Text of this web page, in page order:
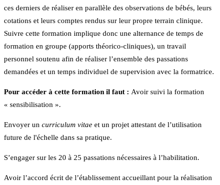
ces derniers de réaliser en parallèle des observations de bébés, leurs
cotations et leurs comptes rendus sur leur propre terrain clinique.
Suivre cette formation implique donc une alternance de temps de
formation en groupe (apports théorico-cliniques), un travail
personnel soutenu afin de réaliser l’ensemble des passations
demandées et un temps individuel de supervision avec la formatrice.
Pour accéder à cette formation il faut : Avoir suivi la formation
« sensibilisation ».
Envoyer un curriculum vitae et un projet attestant de l’utilisation
future de l'échelle dans sa pratique.
S’engager sur les 20 à 25 passations nécessaires à l’habilitation.
Avoir l’accord écrit de l’établissement accueillant pour la réalisation